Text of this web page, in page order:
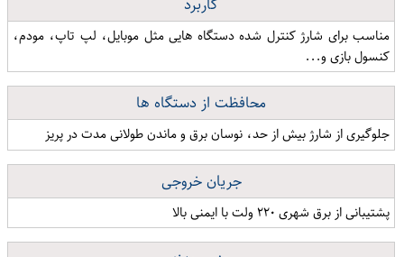
مناسب برای شارژ کنترل شده دستگاه هایی مثل موبایل، لپ تاپ، مودم،
کنسول بازی و...
محافظت از دستگاه ها
جلوگیری از شارژ بیش از حد، نوسان برق و ماندن طولانی مدت در پریز
جریان خروجی
پشتیبانی از برق شهری ۲۲۰ ولت با ایمنی بالا